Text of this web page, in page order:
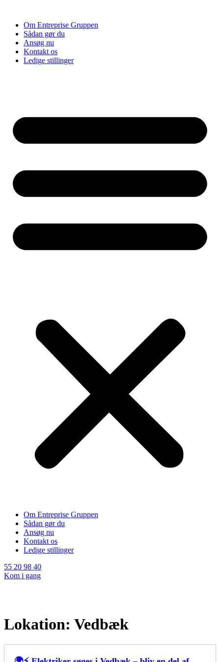
indholdOm Entreprise Gruppen
Sådan gør du
Ansøg nu
Kontakt os
Ledige stillinger
Om Entreprise Gruppen
Sådan gør du
Ansøg nu
Kontakt os
Ledige stillinger
55 20 98 40
Kom i gang
Lokation: Vedbæk